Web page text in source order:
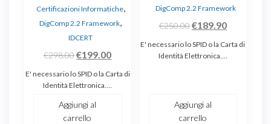
Certificazioni Informatiche,
DigComp 2.2 Framework,
IDCERT
€298.00Il
prezzo
originale
era:
€298.00.
€199.00Il
prezzo
E' necessario lo SPID o la Carta di
Identità Elettronica.…
Aggiungi al
carrello
DigComp 2.2 Framework
€250.00Il
prezzo
originale
€189.90Il
prezzo
E' necessario lo SPID o la Carta di
Identità Elettronica.…
Aggiungi al
carrello